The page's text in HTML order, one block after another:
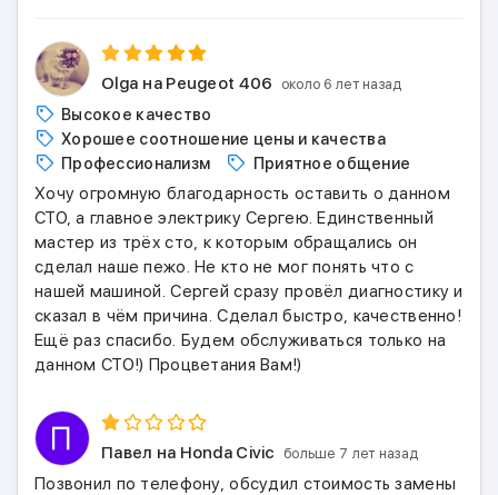
Olga на Peugeot 406 около 6 лет назад
Высокое качество
Хорошее соотношение цены и качества
Профессионализм
Приятное общение
Хочу огромную благодарность оставить о данном
СТО, а главное электрику Сергею. Единственный
мастер из трёх сто, к которым обращались он
сделал наше пежо. Не кто не мог понять что с
нашей машиной. Сергей сразу провёл диагностику и
сказал в чём причина. Сделал быстро, качественно!
Ещё раз спасибо. Будем обслуживаться только на
данном СТО!) Процветания Вам!)
Павел на Honda Civic больше 7 лет назад
Позвонил по телефону, обсудил стоимость замены